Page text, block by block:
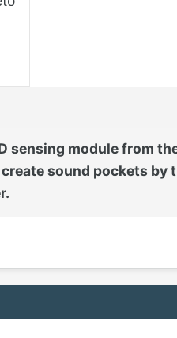
sensing module from
sound pockets by